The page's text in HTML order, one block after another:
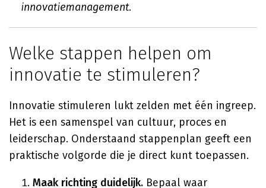
innovatiemanagement.
Welke stappen helpen om
innovatie te stimuleren?
Innovatie stimuleren lukt zelden met één ingreep.
Het is een samenspel van cultuur, proces en
leiderschap. Onderstaand stappenplan geeft een
praktische volgorde die je direct kunt toepassen.
Maak richting duidelijk. Bepaal waar